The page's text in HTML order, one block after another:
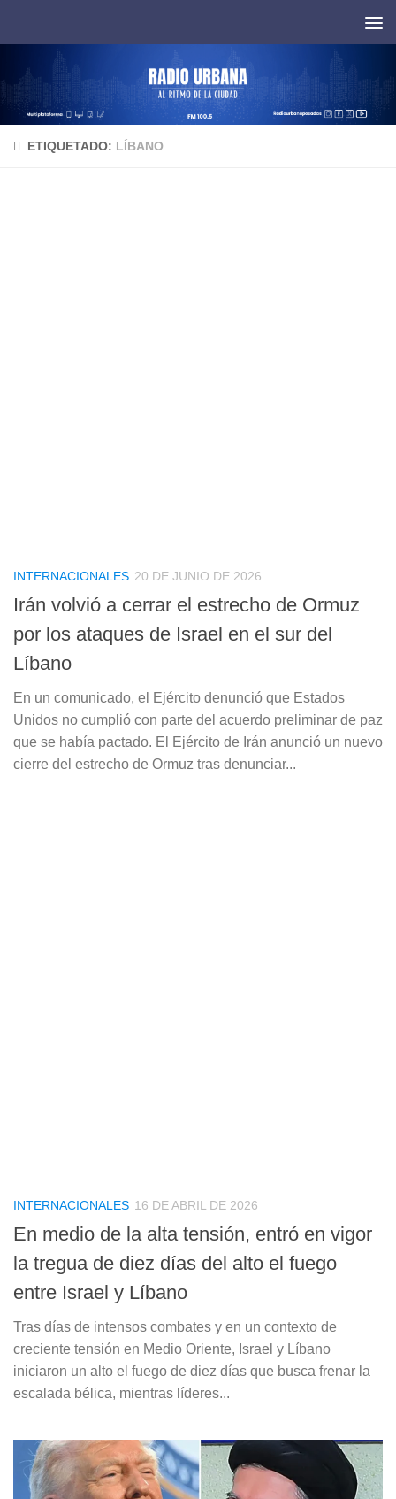
ETIQUETADO: LÍBANO
INTERNACIONALES 20 DE JUNIO DE 2026
Irán volvió a cerrar el estrecho de Ormuz
por los ataques de Israel en el sur del
Líbano
En un comunicado, el Ejército denunció que Estados
Unidos no cumplió con parte del acuerdo preliminar de paz
que se había pactado. El Ejército de Irán anunció un nuevo
cierre del estrecho de Ormuz tras denunciar...
INTERNACIONALES 16 DE ABRIL DE 2026
En medio de la alta tensión, entró en vigor
la tregua de diez días del alto el fuego
entre Israel y Líbano
Tras días de intensos combates y en un contexto de
creciente tensión en Medio Oriente, Israel y Líbano
iniciaron un alto el fuego de diez días que busca frenar la
escalada bélica, mientras líderes...